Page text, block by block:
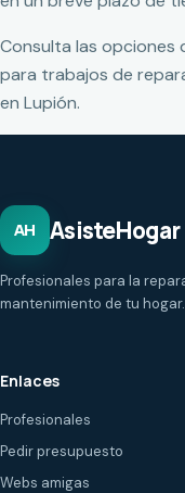
Consulta las opciones
para trabajos de
en Lupión.
AH AsisteHogar
Profesionales para la
mantenimiento de tu hogar.
Enlaces
Profesionales
Pedir presupuesto
Webs amigas